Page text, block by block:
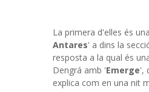
La primera d'elles és
Antares' a dins la
resposta a la qual és
Dengrá amb 'Emerge',
explica com en una nit